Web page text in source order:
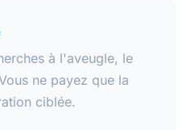
à l'aveugle, le
ne payez que la
ciblée.